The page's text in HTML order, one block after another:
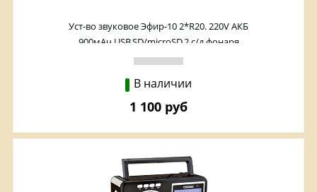
Уст-во звуковое Эфир-10 2*R20. 220V АКБ
900мАч,USB,SD/microSD,2 с/д фонаря
В наличии
1 100 руб